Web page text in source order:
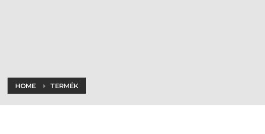
HOME TERMÉK